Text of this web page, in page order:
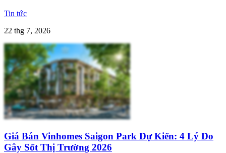
Tin tức
22 thg 7, 2026
Giá Bán Vinhomes Saigon Park Dự Kiến: 4 Lý Do
Gây Sốt Thị Trường 2026